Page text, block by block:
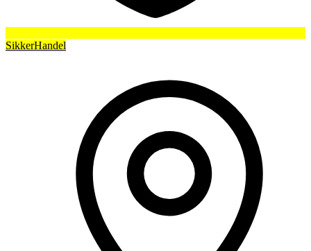
SikkerHandel